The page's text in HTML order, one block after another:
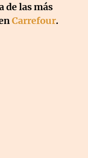
de las más
Carrefour.